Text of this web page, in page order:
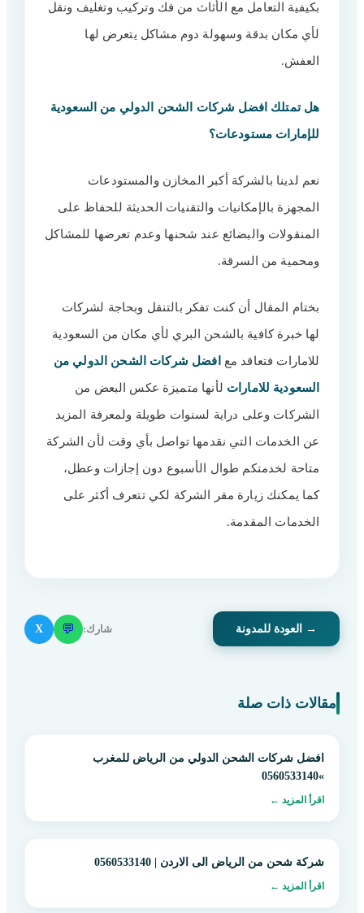
بكيفية التعامل مع الأثاث من فك وتركيب وتغليف ونقل
لأي مكان بدقة وسهولة دوم مشاكل يتعرض لها
العفش.
هل تمتلك افضل شركات الشحن الدولي من السعودية
للإمارات مستودعات؟
نعم لدينا بالشركة أكبر المخازن والمستودعات
المجهزة بالإمكانيات والتقنيات الحديثة للحفاظ على
المنقولات والبضائع عند شحنها وعدم تعرضها للمشاكل
ومحمية من السرقة.
بختام المقال أن كنت تفكر بالتنقل وبحاجة لشركات
لها خبرة كافية بالشحن البري لأي مكان من السعودية
للامارات فتعاقد مع افضل شركات الشحن الدولي من
السعودية للامارات لأنها متميزة عكس البعض من
الشركات وعلى دراية لسنوات طويلة ولمعرفة المزيد
عن الخدمات التي نقدمها تواصل بأي وقت لأن الشركة
متاحة لخدمتكم طوال الأسبوع دون إجازات وعطل،
كما يمكنك زيارة مقر الشركة لكي تتعرف أكثر على
الخدمات المقدمة.
→ العودة للمدونة شارك: 💬
X
مقالات ذات صلة
افضل شركات الشحن الدولي من الرياض للمغرب
»0560533140
اقرأ المزيد ←
شركة شحن من الرياض الى الاردن | 0560533140
اقرأ المزيد ←